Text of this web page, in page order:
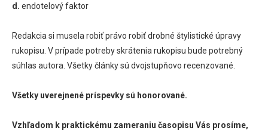
d. endotelový faktor
Redakcia si musela robiť právo robiť drobné štylistické úpravy
rukopisu. V prípade potreby skrátenia rukopisu bude potrebný
súhlas autora. Všetky články sú dvojstupňovo recenzované.
Všetky uverejnené príspevky sú honorované.
Vzhľadom k praktickému zameraniu časopisu Vás prosíme,